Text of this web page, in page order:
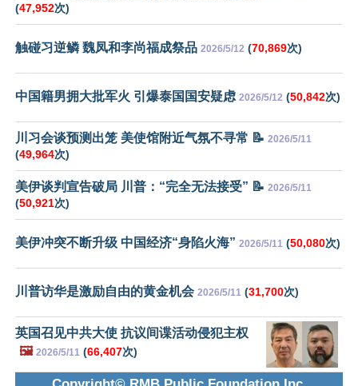
(47,952次)
触碰习逆鳞 魏凤和李尚福成祭品 2026/5/12 (70,869次)
中国籍男拥大批军火 引爆泰国国安疑虑 2026/5/12 (50,842次)
川习会谈预测出笼 美使馆附近气氛不寻常 📝 2026/5/11
(49,964次)
美伊谈判宣告破局 川普：“完全无法接受” 📝 2026/5/11
(50,921次)
美伊冲突不断升级 中国经济“身陷火海” 2026/5/11 (50,080次)
川普访华是激励自由的黄金机会 2026/5/11 (31,700次)
英国召见中共大使 抗议间谍活动侵犯主权
🖼️ 2026/5/11 (66,407次)